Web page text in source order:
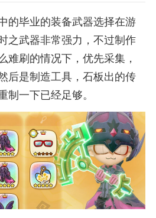
的毕业的装备武器选择在游
之武器非常强力，不过制作
难刷的情况下，优先采集，
后是制造工具，石板出的传
制一下已经足够。